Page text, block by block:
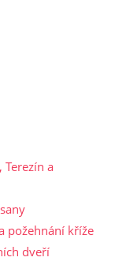
Terezín a
požehnání kříže
dveří